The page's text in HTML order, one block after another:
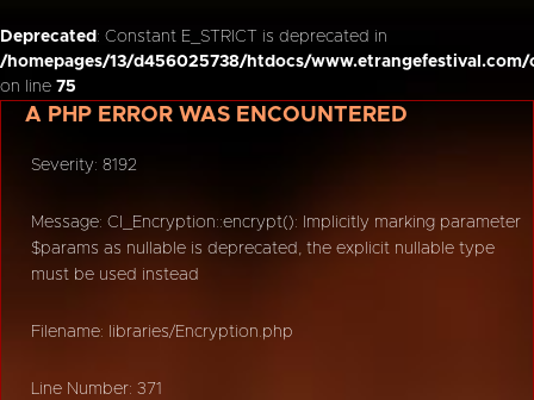
Deprecated : Constant E_STRICT is deprecated in
/homepages/13/d456025738/htdocs/
on line 75
A PHP ERROR WAS ENCOUNTERED
Severity: 8192
Message: CI_Encryption::encrypt(): Implicitly marking parameter
$params as nullable is deprecated, the explicit nullable type
must be used instead
Filename: libraries/Encryption.php
Line Number: 371